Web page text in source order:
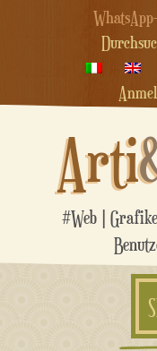
Arti
#Web |